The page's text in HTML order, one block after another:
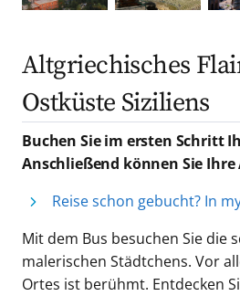
Altgriechisches
Ostküste Siziliens
Buchen Sie im ersten Schritt
Anschließend können Sie
Reise schon gebucht? In
Mit dem Bus besuchen Sie die
malerischen Städtchens. Vor
Ortes ist berühmt. Entdecken